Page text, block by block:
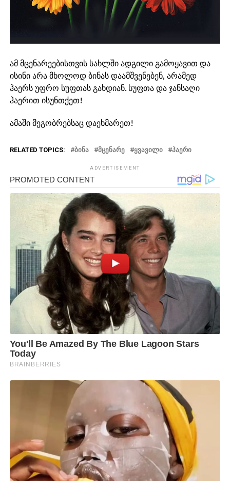
ამ მცენარეებისთვის სახლში ადგილი გამოყავით და
ისინი არა მხოლოდ ბინას დაამშვენებენ, არამედ
ჰაერს უფრო სუფთას გახდიან. სუფთა და ჯანსაღი
ჰაერით ისუნთქეთ!
ამაში მეგობრებსაც დაეხმარეთ!
RELATED TOPICS: ᲑᲘᲜᲐ ᲛᲪᲔᲜᲐᲠᲔ ᲧᲕᲐᲕᲘᲚᲘ ᲰᲐᲔᲠᲘ
ADVERTISEMENT